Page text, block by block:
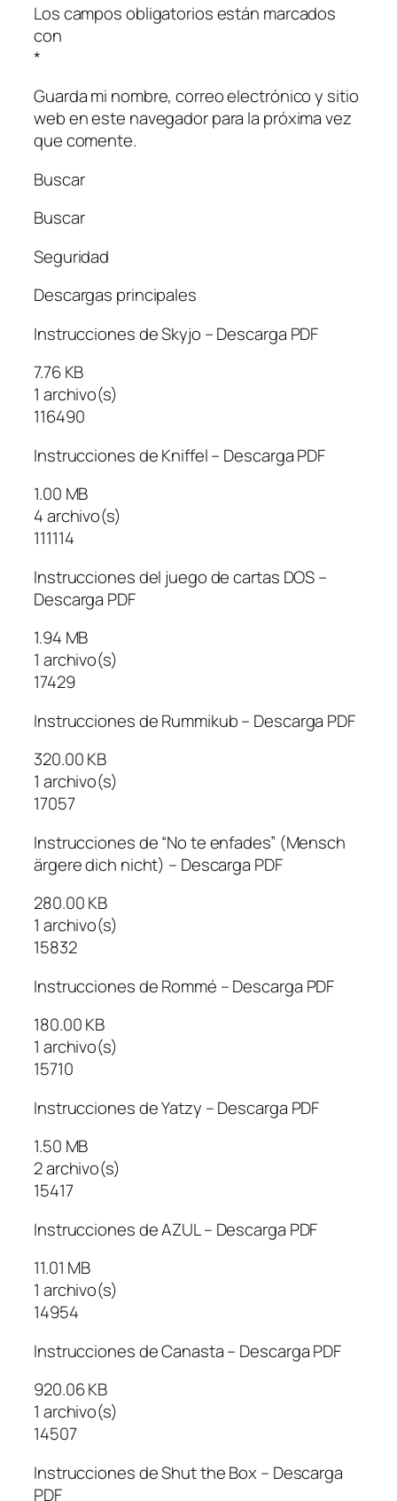
Los campos obligatorios están marcados
con
*
Guarda mi nombre, correo electrónico y sitio
web en este navegador para la próxima vez
que comente.
Buscar
Buscar
Seguridad
Descargas principales
Instrucciones de Skyjo – Descarga PDF
7.76 KB
1 archivo(s)
116490
Instrucciones de Kniffel – Descarga PDF
1.00 MB
4 archivo(s)
111114
Instrucciones del juego de cartas DOS –
Descarga PDF
1.94 MB
1 archivo(s)
17429
Instrucciones de Rummikub – Descarga PDF
320.00 KB
1 archivo(s)
17057
Instrucciones de “No te enfades” (Mensch
ärgere dich nicht) – Descarga PDF
280.00 KB
1 archivo(s)
15832
Instrucciones de Rommé – Descarga PDF
180.00 KB
1 archivo(s)
15710
Instrucciones de Yatzy – Descarga PDF
1.50 MB
2 archivo(s)
15417
Instrucciones de AZUL – Descarga PDF
11.01 MB
1 archivo(s)
14954
Instrucciones de Canasta – Descarga PDF
920.06 KB
1 archivo(s)
14507
Instrucciones de Shut the Box – Descarga
PDF